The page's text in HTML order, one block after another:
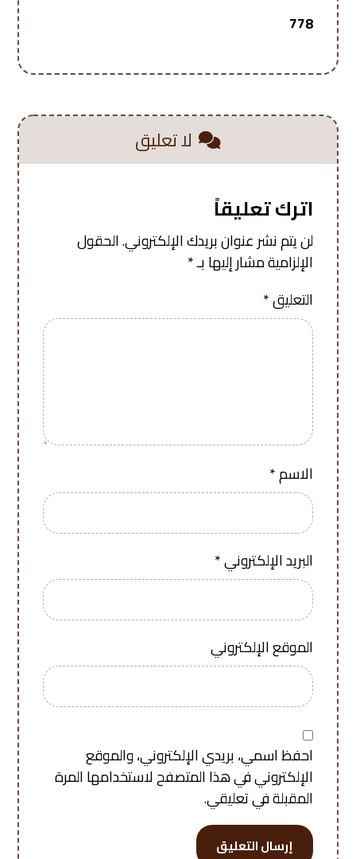
778
لا تعليق
اترك تعليقاً
لن يتم نشر عنوان بريدك الإلكتروني.الحقول
الإلزامية مشار إليها بـ*
التعليق*
الاسم*
البريد الإلكتروني*
الموقع الإلكتروني
احفظ اسمي، بريدي الإلكتروني، والموقع
الإلكتروني في هذا المتصفح لاستخدامها المرة
المقبلة في تعليقي.
إرسال التعليق